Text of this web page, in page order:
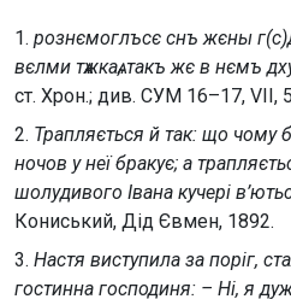
1. рознємоглъсє снъ жєны
вєлми тѧжкаѧ, такъ жє в нємъ
ст. Хрон.; див. СУМ 16–17, VII,
2. Трапляється й так: що чому
ночов у неї бракує; а
шолудивого Івана кучері
Кониський, Дід Євмен, 1892.
3. Настя виступила за поріг,
гостинна господиня: – Ні, я